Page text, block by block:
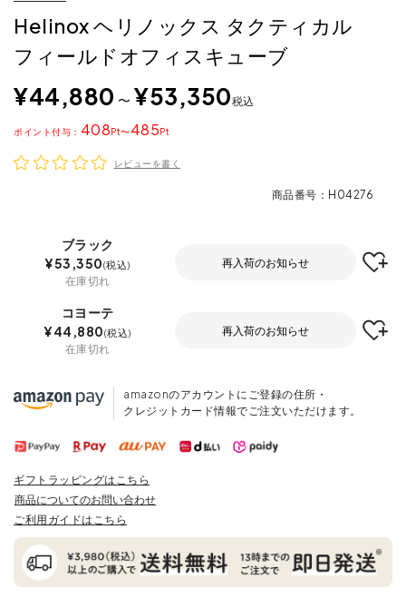
Helinox ヘリノックス タクティカル
フィールドオフィスキューブ
¥44,880 〜 ¥53,350税込
408 〜485
ポイント
レビューを書く
商品番号 H04276
ブラック
¥53,350 税込
在庫切れ
再入荷のお知らせ
コヨーテ
¥44,880 税込
在庫切れ
再入荷のお知らせ
amazonのアカウントにご登録の住所・
クレジットカード情報でご注文いただけます。
ギフトラッピングはこちら
商品についてのお問い合わせ
ご利用ガイドはこちら